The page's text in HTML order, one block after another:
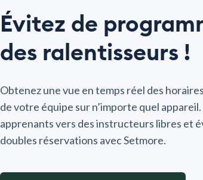
Évitez de
des ralentisseurs !
Obtenez une vue en temps réel des
de votre équipe sur n’importe quel
apprenants vers des instructeurs libres et
doubles réservations avec Setmore.